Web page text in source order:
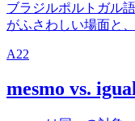
ブラジルポルトガル
がふさわしい場面と
A22
mesmo vs. igual